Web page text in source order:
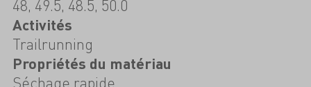
48, 49.5, 48.5, 50.0
Activités
Trailrunning
Propriétés du matériau
Séchage rapide